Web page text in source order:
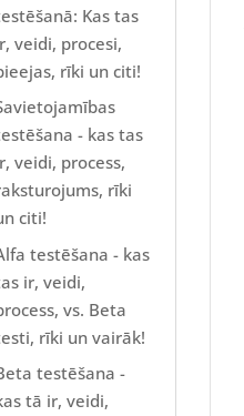
Kas tas
veidi, procesi,
rīki un citi!
- kas tas
veidi, process,
rīki
citi!
testēšana - kas
ir, veidi,
vs. Beta
rīki un vairāk!
testēšana -
tā ir, veidi,